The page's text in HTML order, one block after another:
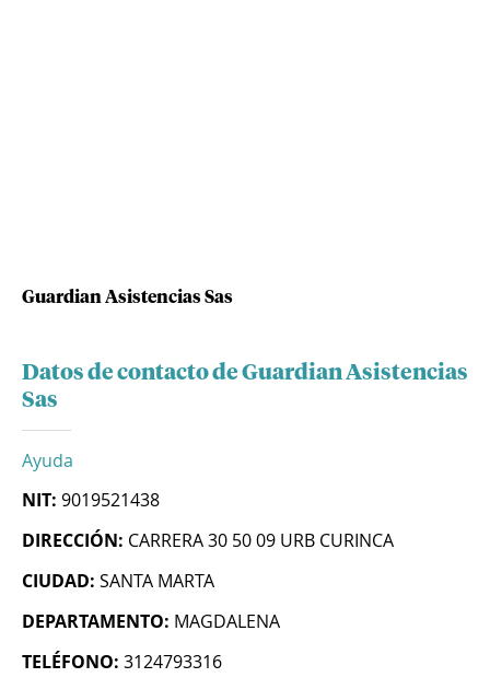
Guardian Asistencias Sas
Datos de contacto de Guardian Asistencias
Sas
Ayuda
NIT: 9019521438
DIRECCIÓN: CARRERA 30 50 09 URB CURINCA
CIUDAD: SANTA MARTA
DEPARTAMENTO: MAGDALENA
TELÉFONO: 3124793316